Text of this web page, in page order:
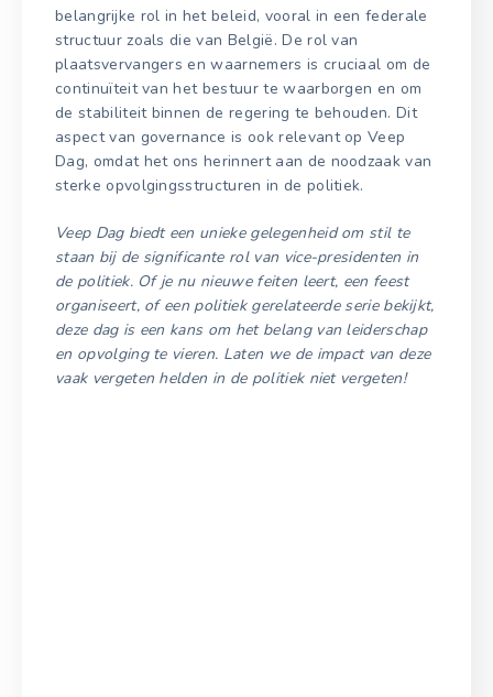
belangrijke rol in het beleid, vooral in een federale
structuur zoals die van België. De rol van
plaatsvervangers en waarnemers is cruciaal om de
continuïteit van het bestuur te waarborgen en om
de stabiliteit binnen de regering te behouden. Dit
aspect van governance is ook relevant op Veep
Dag, omdat het ons herinnert aan de noodzaak van
sterke opvolgingsstructuren in de politiek.
Veep Dag biedt een unieke gelegenheid om stil te
staan bij de significante rol van vice-presidenten in
de politiek. Of je nu nieuwe feiten leert, een feest
organiseert, of een politiek gerelateerde serie bekijkt,
deze dag is een kans om het belang van leiderschap
en opvolging te vieren. Laten we de impact van deze
vaak vergeten helden in de politiek niet vergeten!